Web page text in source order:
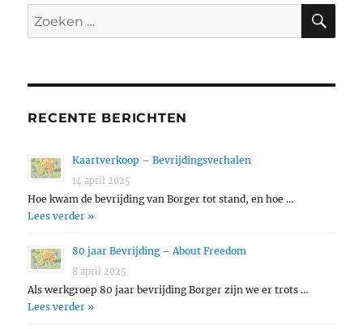
Zoeken
naar:
RECENTE BERICHTEN
Kaartverkoop – Bevrijdingsverhalen
14 april 2025
Hoe kwam de bevrijding van Borger tot stand, en hoe …
Lees verder »
80 jaar Bevrijding – About Freedom
8 april 2025
Als werkgroep 80 jaar bevrijding Borger zijn we er trots …
Lees verder »